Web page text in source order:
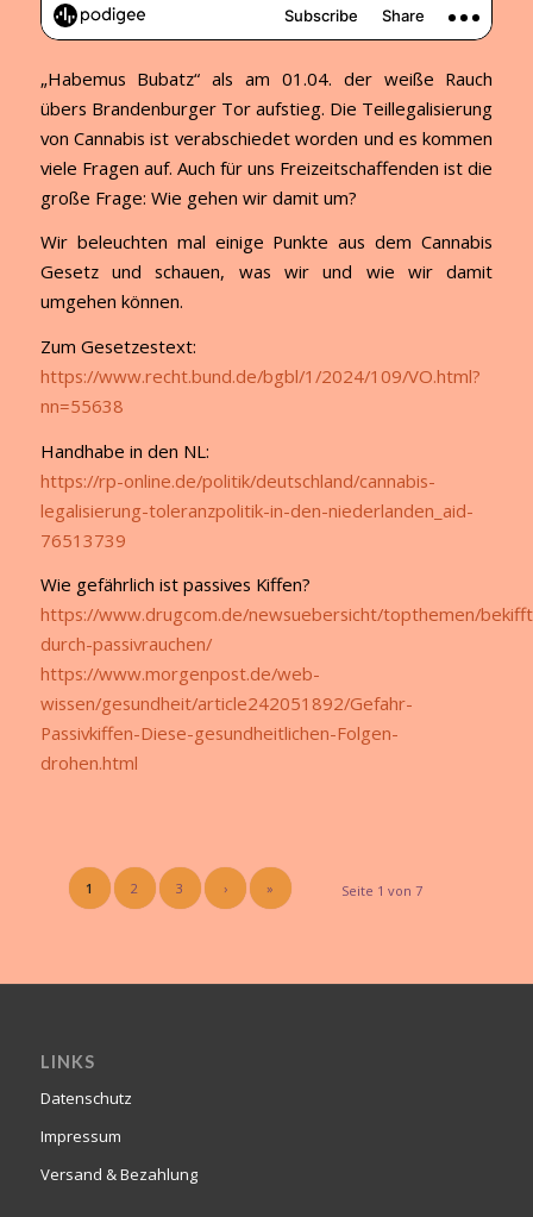
„Habemus Bubatz“ als am 01.04. der weiße Rauch
übers Brandenburger Tor aufstieg. Die Teillegalisierung
von Cannabis ist verabschiedet worden und es kommen
viele Fragen auf. Auch für uns Freizeitschaffenden ist die
große Frage: Wie gehen wir damit um?
Wir beleuchten mal einige Punkte aus dem Cannabis
Gesetz und schauen, was wir und wie wir damit
umgehen können.
Zum Gesetzestext:
https://www.recht.bund.de/bgbl/1/2024/109/VO.html?
nn=55638
Handhabe in den NL:
https://rp-online.de/politik/deutschland/cannabis-
legalisierung-toleranzpolitik-in-den-niederlanden_aid-
76513739
Wie gefährlich ist passives Kiffen?
https://www.drugcom.de/newsuebersicht/topthemen/
durch-passivrauchen/
https://www.morgenpost.de/web-
wissen/gesundheit/article242051892/Gefahr-
Passivkiffen-Diese-gesundheitlichen-Folgen-
drohen.html
Seite 1 von 7
1 2 3 › »
LINKS
Datenschutz
Impressum
Versand & Bezahlung